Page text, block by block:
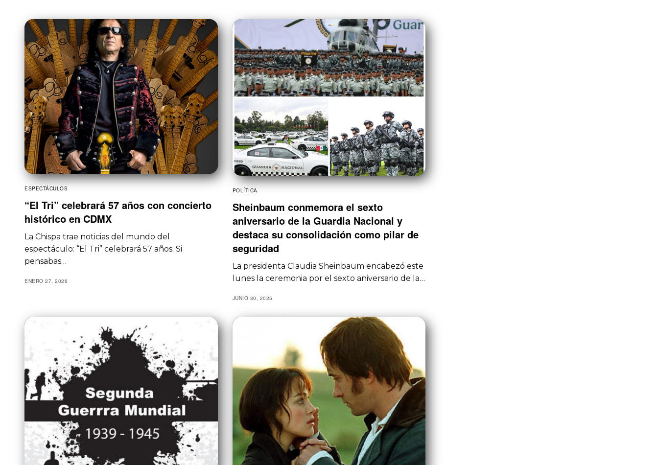
ESPECTÁCULOS
“El Tri” celebrará 57 años con concierto
histórico en CDMX
La Chispa trae noticias del mundo del
espectáculo: “El Tri” celebrará 57 años. Si
pensabas…
ENERO 27, 2026
POLÍTICA
Sheinbaum conmemora el sexto
aniversario de la Guardia Nacional y
destaca su consolidación como pilar de
seguridad
La presidenta Claudia Sheinbaum encabezó este
lunes la ceremonia por el sexto aniversario de la…
JUNIO 30, 2025